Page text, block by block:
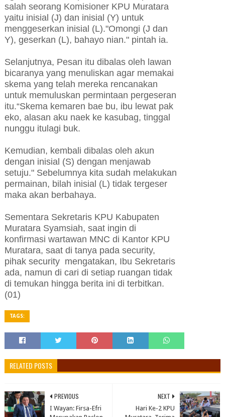
salah seorang Komisioner KPU Muratara
yaitu inisial (J) dan inisial (Y) untuk
menggeserkan inisial (L)."Omongi (J dan
Y), geserkan (L), bahayo nian." pintah ia.
Selanjutnya, Pesan itu dibalas oleh lawan
bicaranya yang menuliskan agar memakai
skema yang telah mereka rencanakan
untuk memuluskan permintaan pergeseran
itu.“Skema kemaren bae bu, ibu lewat pak
eko, alasan aku naek ke kasubag, tinggal
nunggu itulagi buk.
Kemudian, kembali dibalas oleh akun
dengan inisial (S) dengan menjawab
setuju." Sebelumnya kita sudah melakukan
permainan, bilah inisial (L) tidak tergeser
maka akan berbahaya.
Sementara Sekretaris KPU Kabupaten
Muratara Syamsiah, saat ingin di
konfirmasi wartawan MNC di Kantor KPU
Muratara, saat di tanya pada security,
pihak security mengatakan, Ibu Sekretaris
ada, namun di cari di setiap ruangan tidak
di temukan hingga berita ini di terbitkan.
(01)
TAGS:
RELATED POSTS
NEXT
Hari Ke-2 KPU
PREVIOUS
I Wayan: Firsa-Efri